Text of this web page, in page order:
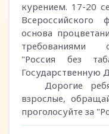
курением. 17-20
основа
требованиями
"Россия без
Государственную
Дорогие
взрослые,
проголосуйте за